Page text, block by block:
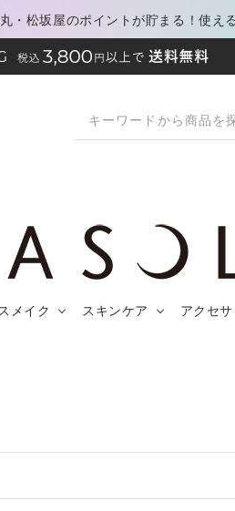
・松坂屋のポイントが貯まる！使え
メイク スキンケア アクセ